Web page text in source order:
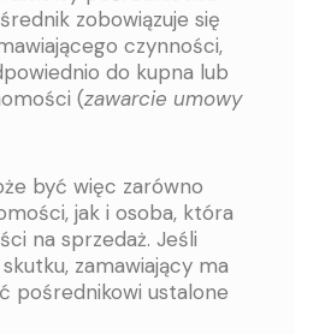
zobowiązuje się
czynności,
do kupna lub
(zawarcie umowy
być więc zarówno
jak i osoba, która
na sprzedaż. Jeśli
zamawiający ma
pośrednikowi ustalone